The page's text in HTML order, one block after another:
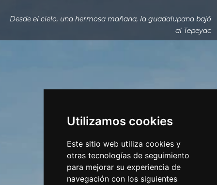
Utilizamos cookies
Este sitio web utiliza cookies y
otras tecnologías de seguimiento
para mejorar su experiencia de
navegación con los siguientes
Desde el cielo, una hermosa mañana, la guadalupana bajó
al Tepeyac